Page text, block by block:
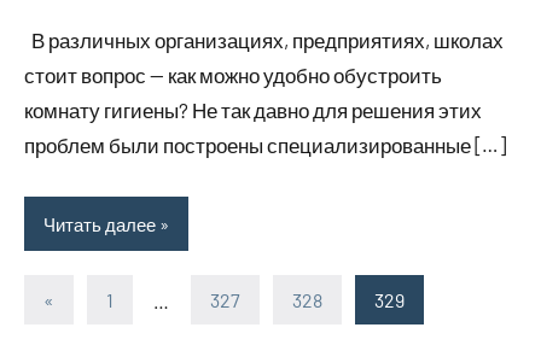
В различных организациях, предприятиях, школах
стоит вопрос — как можно удобно обустроить
комнату гигиены? Не так давно для решения этих
проблем были построены специализированные […]
Читать далее
«
Предыдущие
1 327 328 329